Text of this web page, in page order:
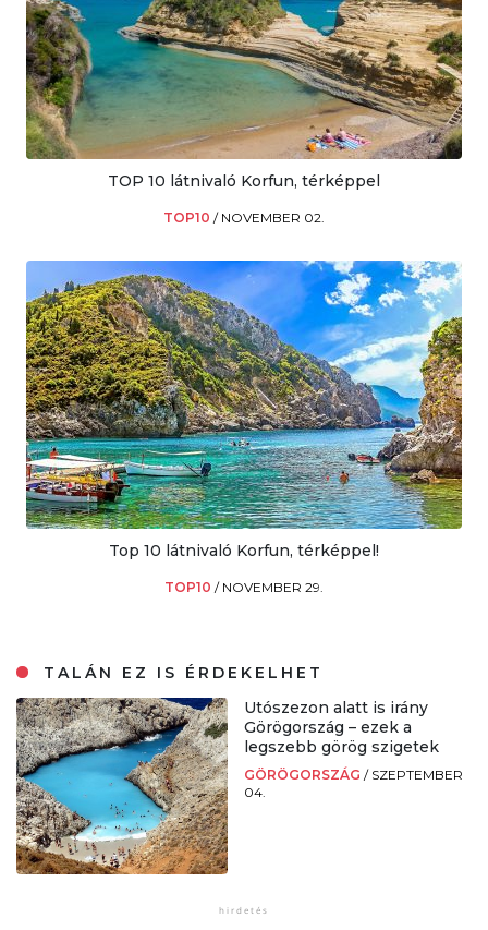
TOP 10 látnivaló Korfun, térképpel
TOP10 / NOVEMBER 02.
Top 10 látnivaló Korfun, térképpel!
TOP10 / NOVEMBER 29.
TALÁN EZ IS ÉRDEKELHET
Utószezon alatt is irány
Görögország – ezek a
legszebb görög szigetek
GÖRÖGORSZÁG / SZEPTEMBER
04.